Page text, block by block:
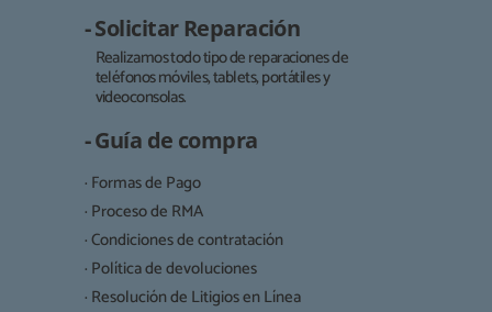
- Solicitar Reparación
Realizamos todo tipo de reparaciones de
teléfonos móviles, tablets, portátiles y
videoconsolas.
- Guía de compra
· Formas de Pago
· Proceso de RMA
· Condiciones de contratación
· Política de devoluciones
· Resolución de Litigios en Línea
Responsable:
Finalidad:
Destinatarios:
Derechos: